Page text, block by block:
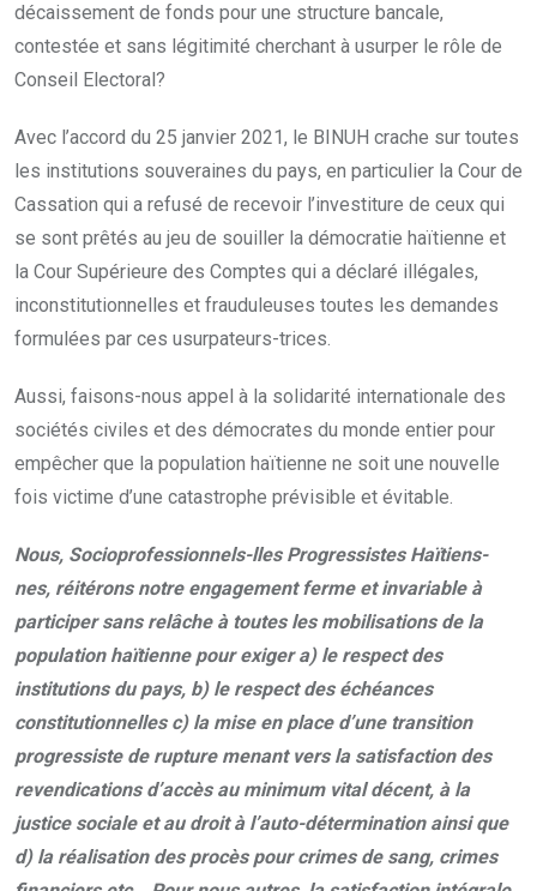
décaissement de fonds pour une structure bancale,
contestée et sans légitimité cherchant à usurper le rôle de
Conseil Electoral?
Avec l’accord du 25 janvier 2021, le BINUH crache sur toutes
les institutions souveraines du pays, en particulier la Cour de
Cassation qui a refusé de recevoir l’investiture de ceux qui
se sont prêtés au jeu de souiller la démocratie haïtienne et
la Cour Supérieure des Comptes qui a déclaré illégales,
inconstitutionnelles et frauduleuses toutes les demandes
formulées par ces usurpateurs-trices.
Aussi, faisons-nous appel à la solidarité internationale des
sociétés civiles et des démocrates du monde entier pour
empêcher que la population haïtienne ne soit une nouvelle
fois victime d’une catastrophe prévisible et évitable.
Nous, Socioprofessionnels-lles Progressistes Haïtiens-
nes, réitérons notre engagement ferme et invariable à
participer sans relâche à toutes les mobilisations de la
population haïtienne pour exiger a) le respect des
institutions du pays, b) le respect des échéances
constitutionnelles c) la mise en place d’une transition
progressiste de rupture menant vers la satisfaction des
revendications d’accès au minimum vital décent, à la
justice sociale et au droit à l’auto-détermination ainsi que
d) la réalisation des procès pour crimes de sang, crimes